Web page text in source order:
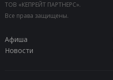
ТОВ «КЕПРЕЙТ ПАРТНЕРС».
Все права защищены.
Афиша
Новости